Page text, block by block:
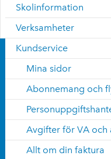
Skolinformation
Verksamheter
Kundservice
Mina sidor
Abonnemang och
Avgifter för VA och
Allt om din faktura